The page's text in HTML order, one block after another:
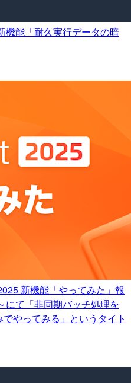
機能「耐久実行データの暗
新機能「やってみた」報
にて「非同期バッチ処理を
やってみる」というタイト